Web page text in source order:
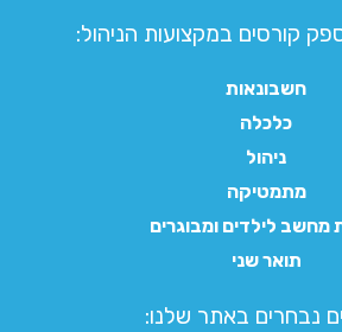
קורסים במקצועות הניהול:
חשבונאות
כלכלה
ניהול
מתמטיקה
מחשב לילדים ומבוגרים
תואר שני
נבחרים באתר שלנו:​